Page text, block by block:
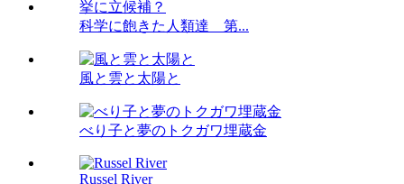
科学に飽きた人類達 第...
風と雲と太陽と
べり子と夢のトクガワ埋蔵金
Russel River